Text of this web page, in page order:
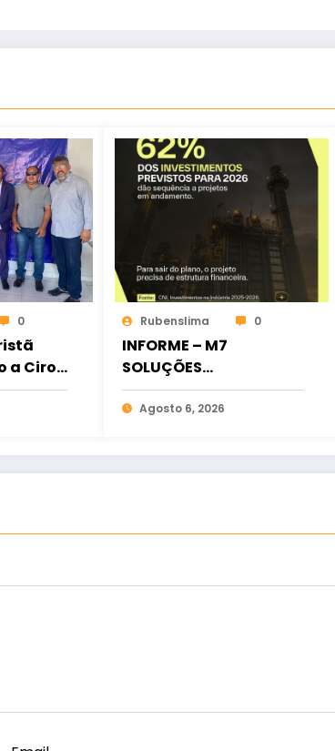
0
a Ciro
Rubenslima 0
INFORME – M7
SOLUÇÕES
FINANCEIRAS
Agosto 6, 2026